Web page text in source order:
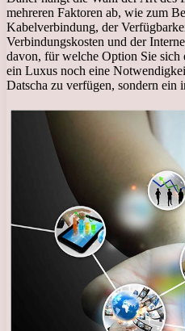
mehreren Faktoren ab, wie zum
Kabelverbindung, der
Verbindungskosten und der
davon, für welche Option Sie sich
ein Luxus noch eine
Datscha zu verfügen, sondern ein